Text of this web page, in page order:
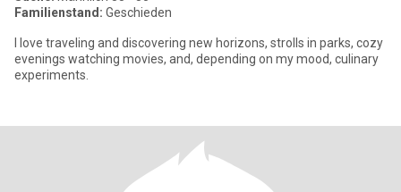
Familienstand: Geschieden
I love traveling and discovering new horizons, strolls in parks, cozy
evenings watching movies, and, depending on my mood, culinary
experiments.